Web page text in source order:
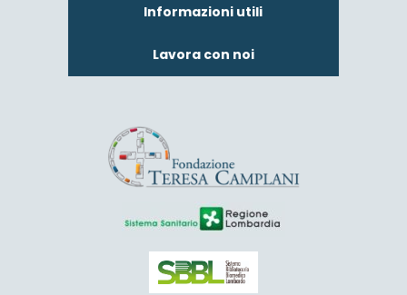
Informazioni utili
Lavora con noi